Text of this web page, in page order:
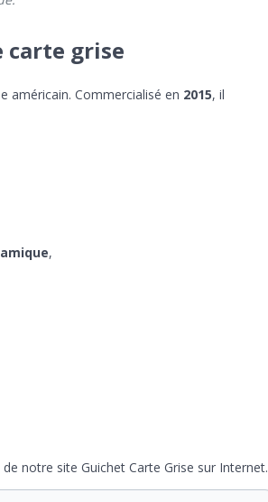
carte grise
américain. Commercialisé en 2015, il
,
notre site Guichet Carte Grise sur Internet.